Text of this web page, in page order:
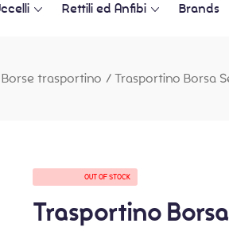
Rettili ed Anfibi Brands
Borse trasportino / Trasportino Borsa
OUT OF STOCK
Trasportino